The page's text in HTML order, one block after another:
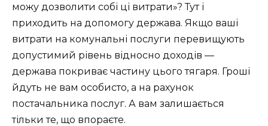
можу дозволити собі ці витрати»? Тут і
приходить на допомогу держава. Якщо ваші
витрати на комунальні послуги перевищують
допустимий рівень відносно доходів —
держава покриває частину цього тягаря. Гроші
йдуть не вам особисто, а на рахунок
постачальника послуг. А вам залишається
тільки те, що впораєте.